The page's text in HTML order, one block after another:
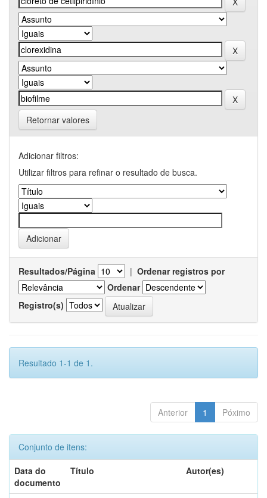
Retornar valores
Adicionar filtros:
Utilizar filtros para refinar o resultado de busca.
Resultados/Página | Ordenar registros por
Ordenar
Registro(s)
Resultado 1-1 de 1.
Anterior 1 Póximo
Conjunto de itens:
Data do
documento
Título Autor(es)